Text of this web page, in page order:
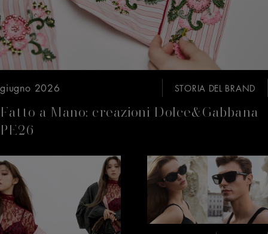
giugno 2026 STORIA DEL BRAND
Fatto a Mano: creazioni Dolce&Gabbana
PE26